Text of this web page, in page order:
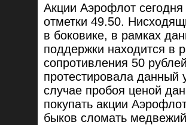
Акции Аэрофлот
отметки 49.50.
в боковике, в рамках
поддержки находится в
сопротивления 50
протестировала данный
случае пробоя ценой
покупать акции
быков сломать